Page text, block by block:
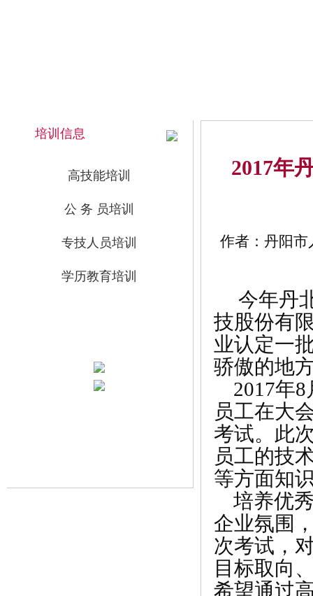
培训信息
高技能培训
公 务 员培训
专技人员培训
学历教育培训
2017年
作者：丹阳市
今年丹
技股份有
业认定一
骄傲的地
2017年8
员工在大
考试。此
员工的技
等方面知
培养优秀
企业氛围
次考试，
目标取向
希望通过